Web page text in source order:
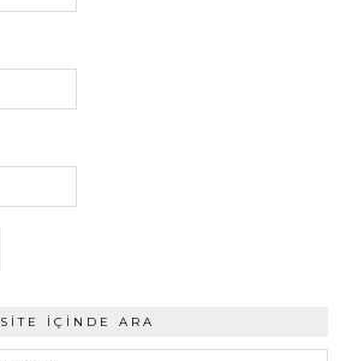
SITE İÇINDE ARA